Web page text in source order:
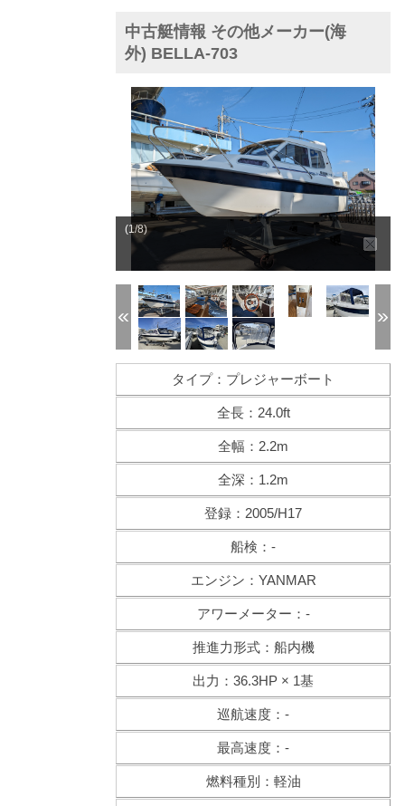
中古艇情報 その他メーカー(海
外) BELLA-703
(1/8)
タイプ：プレジャーボート
全長：24.0ft
全幅：2.2m
全深：1.2m
登録：2005/H17
船検：-
エンジン：YANMAR
アワーメーター：-
推進力形式：船内機
出力：36.3HP × 1基
巡航速度：-
最高速度：-
燃料種別：軽油